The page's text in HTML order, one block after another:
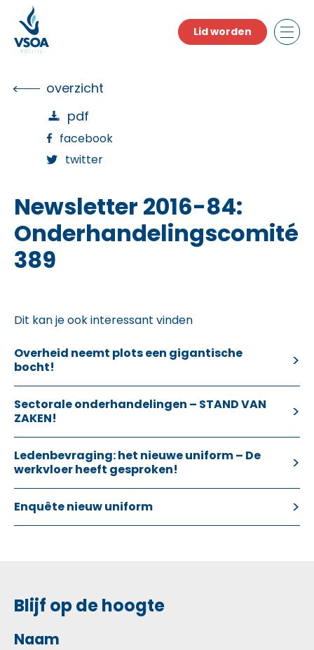
the
content
Lid worden
overzicht
pdf
facebook
twitter
Newsletter 2016-84:
Onderhandelingscomité
389
Dit kan je ook interessant vinden
Overheid neemt plots een gigantische
bocht!
Sectorale onderhandelingen – STAND VAN
ZAKEN!
Ledenbevraging: het nieuwe uniform – De
werkvloer heeft gesproken!
Enquête nieuw uniform
Blijf op de hoogte